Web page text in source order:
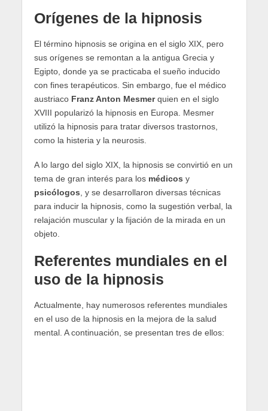
Orígenes de la hipnosis
El término hipnosis se origina en el siglo XIX, pero
sus orígenes se remontan a la antigua Grecia y
Egipto, donde ya se practicaba el sueño inducido
con fines terapéuticos. Sin embargo, fue el médico
austriaco Franz Anton Mesmerquien en el siglo
XVIII popularizó la hipnosis en Europa. Mesmer
utilizó la hipnosis para tratar diversos trastornos,
como la histeria y la neurosis.
A lo largo del siglo XIX, la hipnosis se convirtió en un
tema de gran interés para los médicos y
psicólogos , y se desarrollaron diversas técnicas
para inducir la hipnosis, como la sugestión verbal, la
relajación muscular y la fijación de la mirada en un
objeto.
Referentes mundiales en el
uso de la hipnosis
Actualmente, hay numerosos referentes mundiales
en el uso de la hipnosis en la mejora de la salud
mental. A continuación, se presentan tres de ellos: